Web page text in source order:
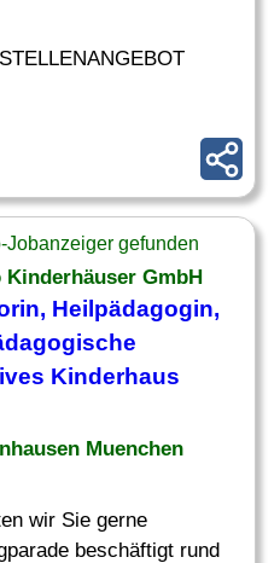
Jobanzeiger gefunden
GmbH
Heilpädagogin,
Kinderhaus
Muenchen
wir Sie gerne
beschäftigt rund